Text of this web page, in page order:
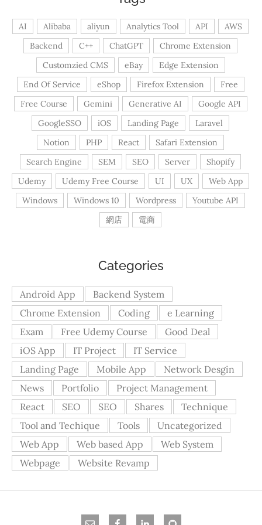
AI Alibaba aliyun Analytics Tool API
AWS
Backend
C++ ChatGPT
Chrome Extension
Customzied CMS
eBay
Edge Extension
End Of Service
eShop Firefox Extension
Free
Free Course
Gemini Generative AI
Google API
GoogleSSO
iOS Landing Page
Laravel
Notion
PHP React
Safari Extension
Search Engine
SEM SEO Server
Shopify
Udemy
Udemy Free Course UI UX
Web App
Windows
Windows 10 Wordpress
Youtube API
網店
電商
Categories
Android App
Backend System
Chrome Extension
Coding
e Learning
Exam
Free Udemy Course
Good Deal
iOS App
IT Project
IT Service
Landing Page
Mobile App
Network Desgin
News
Portfolio
Project Management
React
SEO SEO Shares
Technique
Tool and Techique
Tools
Uncategorized
Web App
Web based App
Web System
Webpage
Website Revamp